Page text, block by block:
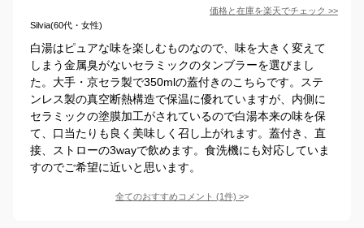
価格と在庫を楽天でチェック >>
Silvia(60代・女性)
白湯はピュアな味を楽しむものなので、味を大きく変えて
しまう金属臭がないセラミックのタンブラーを選びまし
た。大手・京セラ製で350mlの蓋付きのこちらです。ステ
ンレス製の真空断熱構造で保温に優れていますが、内側に
セラミックの塗膜加工がされているので白湯本来の味を保
て、口当たりも良く美味しく召し上がれます。蓋付き、直
接、ストローの3wayで飲めます。食洗機にも対応していま
すのでご希望に近いと思います。
全てのおすすめコメント (1件) >